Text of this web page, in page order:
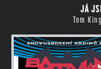
JÁ
Tom